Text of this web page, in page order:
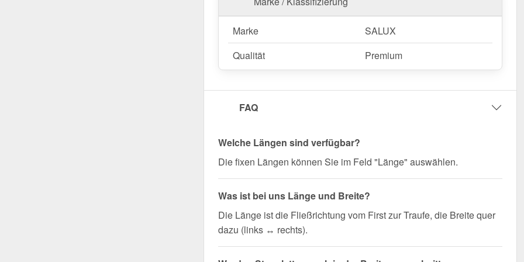
Marke
SALUX
Qualität
Premium
FAQ
Welche Längen sind verfügbar?
Die fixen Längen können Sie im Feld "Länge" auswählen.
Was ist bei uns Länge und Breite?
Die Länge ist die Fließrichtung vom First zur Traufe, die Breite quer
dazu (links ↔ rechts).